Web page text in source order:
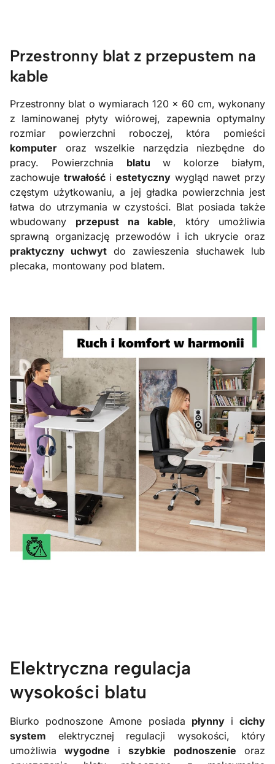
Przestronny blat z przepustem na
kable
Przestronny blat o wymiarach 120 × 60 cm, wykonany
z laminowanej płyty wiórowej, zapewnia optymalny
rozmiar powierzchni roboczej, która pomieści
komputer oraz wszelkie narzędzia niezbędne do
pracy. Powierzchnia blatu w kolorze białym,
zachowuje trwałośćiestetyczny wygląd nawet przy
częstym użytkowaniu, a jej gładka powierzchnia jest
łatwa do utrzymania w czystości. Blat posiada także
wbudowany przepust na kable, który umożliwia
sprawną organizację przewodów i ich ukrycie oraz
praktyczny uchwyt do zawieszenia słuchawek lub
plecaka, montowany pod blatem.
Elektryczna regulacja
wysokości blatu
Biurko podnoszone Amone posiada płynnyicichy
system elektrycznej regulacji wysokości, który
umożliwia wygodne i szybkie podnoszenie oraz